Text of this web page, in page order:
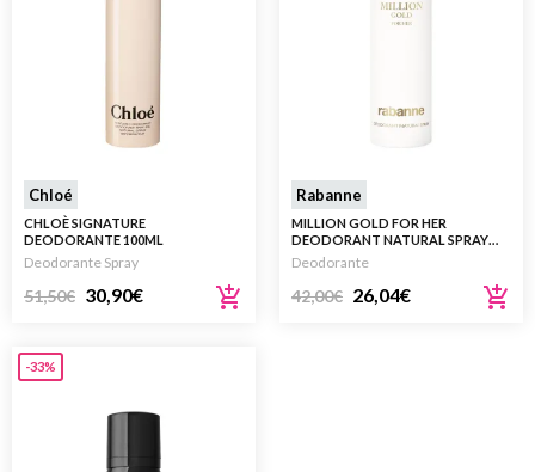
Chloé
CHLOÈ SIGNATURE
DEODORANTE 100ML
Deodorante Spray
51,50€ 30,90€
Rabanne
MILLION GOLD FOR HER
DEODORANT NATURAL SPRAY
150ML
Deodorante
42,00€ 26,04€
-33%